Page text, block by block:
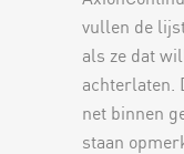
vullen de
als ze dat
achterlaten.
net binnen
staan